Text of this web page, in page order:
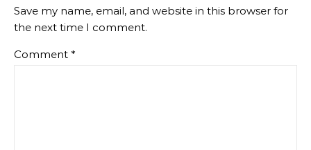
Save my name, email, and website in this browser for
the next time I comment.
Comment *